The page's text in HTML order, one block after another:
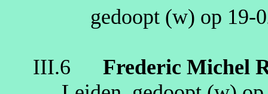
gedoopt (w) op
III.6 Frederic Michel